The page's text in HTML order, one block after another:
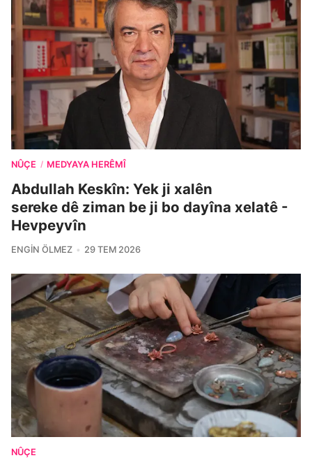
NÛÇE / MEDYAYA HERÊMÎ
Abdullah Keskîn: Yek ji xalên
sereke dê ziman be ji bo dayîna xelatê -
Hevpeyvîn
ENGIN ÖLMEZ 29 TEM 2026
NÛÇE